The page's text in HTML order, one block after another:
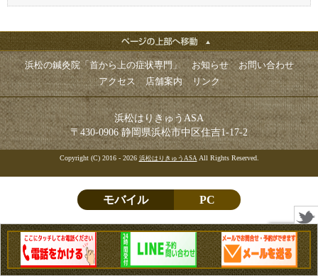
浜松の鍼灸院「首から上の症状専門」 お知らせ
お問い合わせ
アクセス
店舗案内 リンク
浜松はりきゅうASA
〒430-0906 静岡県浜松市中区住吉1-17-2
Copyright (C) 2016 - 2026 浜松はりきゅうASA All Rights Reserved.
モバイル PC